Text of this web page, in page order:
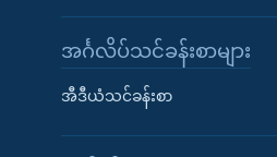
အင်္ဂလိပ်သင်ခန်းစာများ
အီဒီယံသင်ခန်းစာ